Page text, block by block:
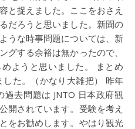
と捉えました。ここをおさえ
だろうと思いました。新聞の
うな時事問題については、新
グする余裕は無かったので、
ようと思いました。 まとめ
た。（かなり大雑把） 昨年
去問題は JNTO 日本政府観
開されています。受験を考え
をお勧めします。やはり観光